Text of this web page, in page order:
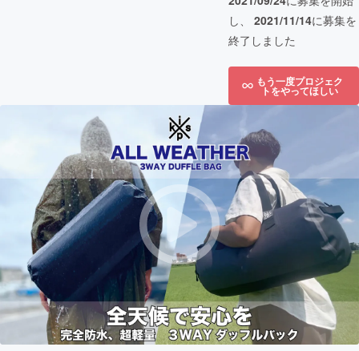
し、 2021/11/14に募集を
終了しました
もう一度プロジェク
トをやってほしい